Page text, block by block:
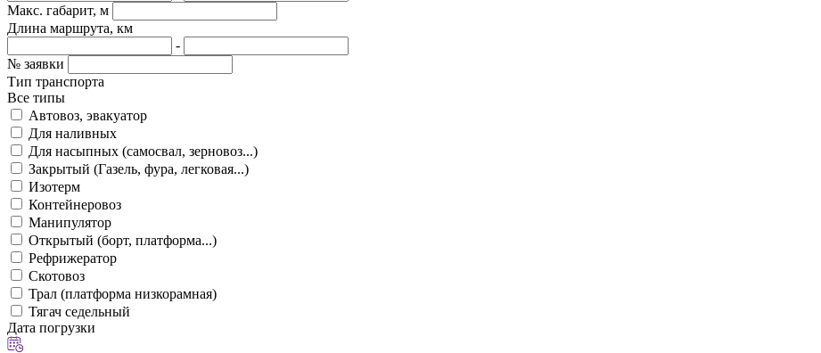
Макс. габарит, м
Длина маршрута, км
-
№ заявки
Тип транспорта
Все типы
Автовоз, эвакуатор
Для наливных
Для насыпных (самосвал, зерновоз...)
Закрытый (Газель, фура, легковая...)
Изотерм
Контейнеровоз
Манипулятор
Открытый (борт, платформа...)
Рефрижератор
Скотовоз
Трал (платформа низкорамная)
Тягач седельный
Дата погрузки